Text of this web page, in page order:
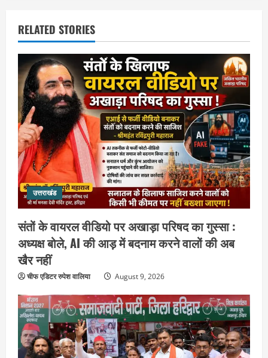
RELATED STORIES
उत्तराखंड
संतों के वायरल वीडियो पर अखाड़ा परिषद का गुस्सा :
अध्यक्ष बोले, AI की आड़ में बदनाम करने वालों की अब
खैर नहीं
चीफ एडिटर रुपेश वालिया August 9, 2026
उत्तराखंड
गंगाजल लेकर इटावा निकलीं सुमन देवी,